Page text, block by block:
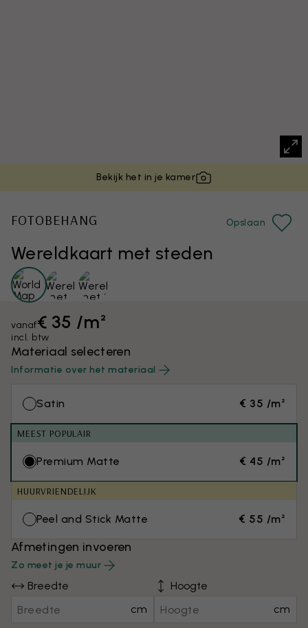
Bekijk het in je kamer
Wereldkaart met steden
FOTOBEHANG Opslaan
vanaf€ 35 /m²
incl. btw
Materiaal selecteren
Informatie over het materiaal
Satin € 35 /m²
MEEST POPULAIR
Premium Matte € 45 /m²
HUURVRIENDELIJK
Peel and Stick Matte € 55 /m²
Afmetingen invoeren
Zo meet je je muur
Breedte
cm
Hoogte
cm